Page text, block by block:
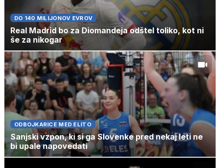
DO 140 MILIJONOV EVROV
Real Madrid bo za Diomandeja odštel toliko, kot ni
še za nikogar
ODBOJKARICE MED ELITO
Sanjski vzpon, ki si ga Slovenke pred nekaj leti ne
bi upale napovedati